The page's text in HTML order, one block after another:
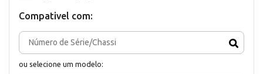
Compativel com:
ou selecione um modelo: